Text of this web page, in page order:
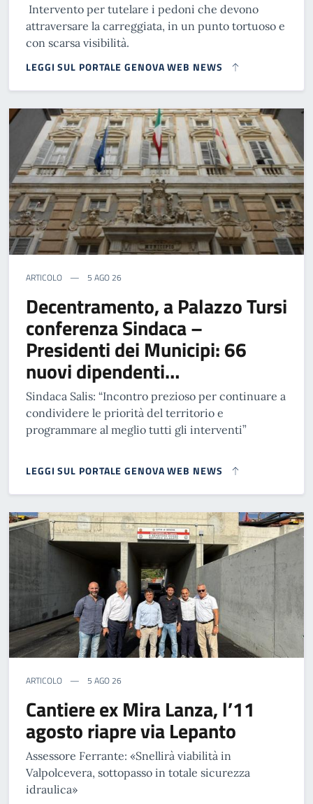
Intervento per tutelare i pedoni che devono
attraversare la carreggiata, in un punto tortuoso e
con scarsa visibilità.
LEGGI SUL PORTALE GENOVA WEB NEWS
ARTICOLO 5 AGO 26
Decentramento, a Palazzo Tursi
conferenza Sindaca –
Presidenti dei Municipi: 66
nuovi dipendenti…
Sindaca Salis: “Incontro prezioso per continuare a
condividere le priorità del territorio e
programmare al meglio tutti gli interventi”
LEGGI SUL PORTALE GENOVA WEB NEWS
ARTICOLO 5 AGO 26
Cantiere ex Mira Lanza, l’11
agosto riapre via Lepanto
Assessore Ferrante: «Snellirà viabilità in
Valpolcevera, sottopasso in totale sicurezza
idraulica»